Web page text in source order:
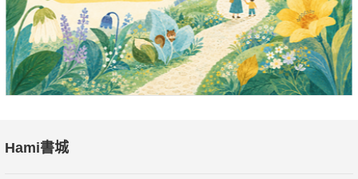
Hami書城